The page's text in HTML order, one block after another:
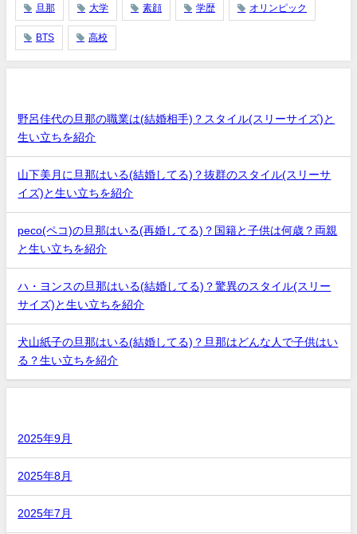
旦那 大学 素顔 学歴 オリンピック
BTS 高校
野呂佳代の旦那の職業は(結婚相手)？スタイル(スリーサイズ)と
生い立ちを紹介
山下美月に旦那はいる(結婚してる)？抜群のスタイル(スリーサ
イズ)と生い立ちを紹介
peco(ペコ)の旦那はいる(再婚してる)？国籍と子供は何歳？両親
と生い立ちを紹介
ハ・ヨンスの旦那はいる(結婚してる)？驚異のスタイル(スリー
サイズ)と生い立ちを紹介
犬山紙子の旦那はいる(結婚してる)？旦那はどんな人で子供はい
る？生い立ちを紹介
2025年9月
2025年8月
2025年7月